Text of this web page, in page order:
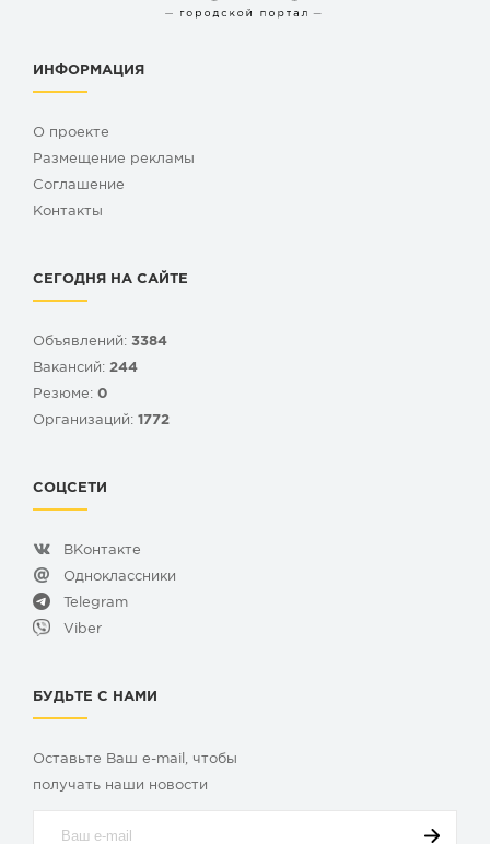
ИНФОРМАЦИЯ
О проекте
Размещение рекламы
Cоглашение
Контакты
СЕГОДНЯ НА САЙТЕ
Объявлений: 3384
Вакансий: 244
Резюме: 0
Организаций: 1772
СОЦСЕТИ
ВКонтакте
Одноклассники
Telegram
Viber
БУДЬТЕ С НАМИ
Оставьте Ваш e-mail, чтобы
получать наши новости